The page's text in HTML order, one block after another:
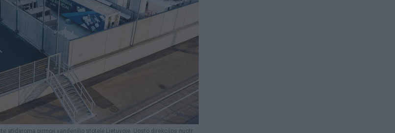
atidaroma pirmoji vandenilio stotelė Lietuvoje. Uosto direkcijos nuotr.